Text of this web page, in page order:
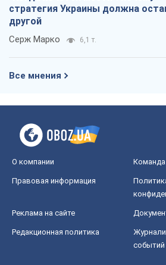
стратегия Украины должна
другой
Серж Марко 6,1 т.
Все мнения
О компании Команда
Правовая информация
Реклама на сайте
Редакционная политика
событий